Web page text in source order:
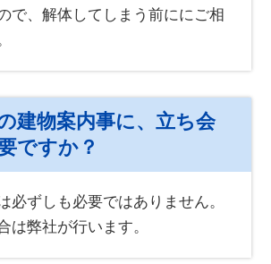
で、解体してしまう前ににご相
建物案内事に、立ち会
ですか？
必ずしも必要ではありません。
は弊社が行います。